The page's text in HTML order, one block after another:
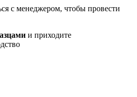
с менеджером, чтобы провести
и приходите